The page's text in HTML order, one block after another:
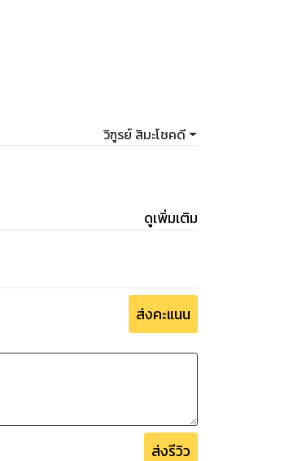
วิฑูรย์ สิมะโชคดี
ดูเพิ่มเติม
ส่งคะแนน
ส่งรีวิว